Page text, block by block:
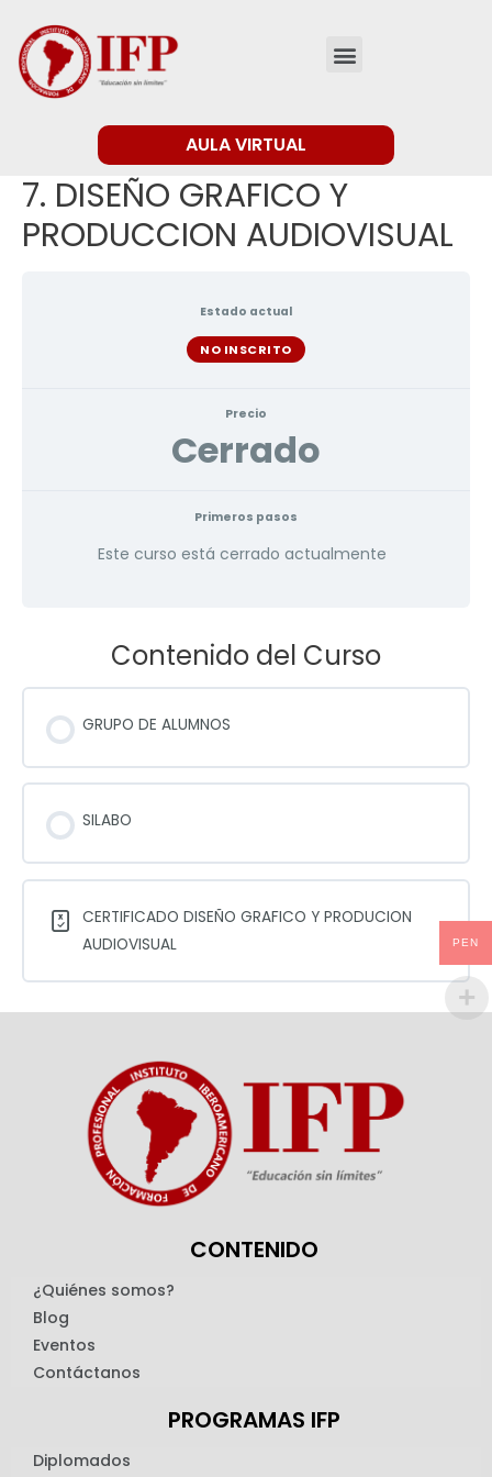
AULA VIRTUAL
7. DISEÑO GRAFICO Y
PRODUCCION AUDIOVISUAL
Estado actual
NO INSCRITO
Precio
Cerrado
Primeros pasos
Este curso está cerrado actualmente
Contenido del Curso
GRUPO DE ALUMNOS
SILABO
CERTIFICADO DISEÑO GRAFICO Y PRODUCION
AUDIOVISUAL
CONTENIDO
¿Quiénes somos?
Blog
Eventos
Contáctanos
PROGRAMAS IFP
Diplomados
PEN